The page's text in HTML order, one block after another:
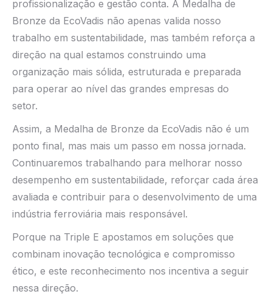
profissionalização e gestão conta. A Medalha de
Bronze da EcoVadis não apenas valida nosso
trabalho em sustentabilidade, mas também reforça a
direção na qual estamos construindo uma
organização mais sólida, estruturada e preparada
para operar ao nível das grandes empresas do
setor.
Assim, a Medalha de Bronze da EcoVadis não é um
ponto final, mas mais um passo em nossa jornada.
Continuaremos trabalhando para melhorar nosso
desempenho em sustentabilidade, reforçar cada área
avaliada e contribuir para o desenvolvimento de uma
indústria ferroviária mais responsável.
Porque na Triple E apostamos em soluções que
combinam inovação tecnológica e compromisso
ético, e este reconhecimento nos incentiva a seguir
nessa direção.